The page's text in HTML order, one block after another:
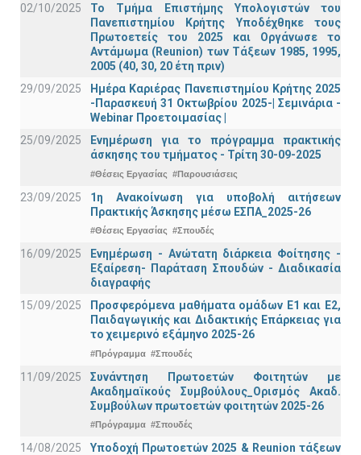
02/10/2025
Το Τμήμα Επιστήμης Υπολογιστών του
Πανεπιστημίου Κρήτης Υποδέχθηκε τους
Πρωτοετείς του 2025 και Οργάνωσε το
Αντάμωμα (Reunion) των Τάξεων 1985, 1995,
2005 (40, 30, 20 έτη πριν)
29/09/2025
Ημέρα Καριέρας Πανεπιστημίου Κρήτης 2025
-Παρασκευή 31 Οκτωβρίου 2025-| Σεμινάρια -
Webinar Προετοιμασίας |
25/09/2025
Ενημέρωση για το πρόγραμμα πρακτικής
άσκησης του τμήματος - Τρίτη 30-09-2025
#Θέσεις Εργασίας #Παρουσιάσεις
23/09/2025
1η Ανακοίνωση για υποβολή αιτήσεων
Πρακτικής Άσκησης μέσω ΕΣΠΑ_2025-26
#Θέσεις Εργασίας #Σπουδές
16/09/2025
Ενημέρωση - Ανώτατη διάρκεια Φοίτησης -
Εξαίρεση- Παράταση Σπουδών - Διαδικασία
διαγραφής
15/09/2025
Προσφερόμενα μαθήματα ομάδων Ε1 και Ε2,
Παιδαγωγικής και Διδακτικής Επάρκειας για
το χειμερινό εξάμηνο 2025-26
#Πρόγραμμα #Σπουδές
11/09/2025
Συνάντηση Πρωτοετών Φοιτητών με
Ακαδημαϊκούς Συμβούλους_Ορισμός Ακαδ.
Συμβούλων πρωτοετών φοιτητών 2025-26
#Πρόγραμμα #Σπουδές
14/08/2025
Υποδοχή Πρωτοετών 2025 & Reunion τάξεων